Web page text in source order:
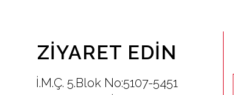
ZIYARET EDIN
İ.M.Ç. 5.Blok No:5107-5451